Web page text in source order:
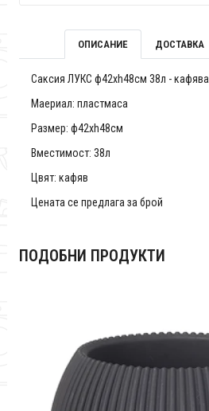
ОПИСАНИЕ ДОСТАВКА
Саксия ЛУКС ф42хh48см 38л - кафява
Маериал: пластмаса
Размер: ф42хh48см
Вместимост: 38л
Цвят: кафяв
Цената се предлага за брой
ПОДОБНИ ПРОДУКТИ